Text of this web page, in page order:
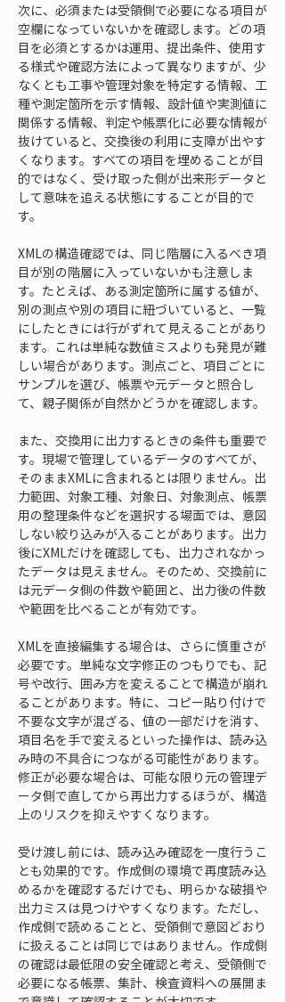
次に、必須または受領側で必要になる項目が
空欄になっていないかを確認します。どの項
目を必須とするかは運用、提出条件、使用す
る様式や確認方法によって異なりますが、少
なくとも工事や管理対象を特定する情報、工
種や測定箇所を示す情報、設計値や実測値に
関係する情報、判定や帳票化に必要な情報が
抜けていると、交換後の利用に支障が出やす
くなります。すべての項目を埋めることが目
的ではなく、受け取った側が出来形データと
して意味を追える状態にすることが目的で
す。
XMLの構造確認では、同じ階層に入るべき項
目が別の階層に入っていないかも注意しま
す。たとえば、ある測定箇所に属する値が、
別の測点や別の項目に紐づいていると、一覧
にしたときには行がずれて見えることがあり
ます。これは単純な数値ミスよりも発見が難
しい場合があります。測点ごと、項目ごとに
サンプルを選び、帳票や元データと照合し
て、親子関係が自然かどうかを確認します。
また、交換用に出力するときの条件も重要で
す。現場で管理しているデータのすべてが、
そのままXMLに含まれるとは限りません。出
力範囲、対象工種、対象日、対象測点、帳票
用の整理条件などを選択する場面では、意図
しない絞り込みが入ることがあります。出力
後にXMLだけを確認しても、出力されなかっ
たデータは見えません。そのため、交換前に
は元データ側の件数や範囲と、出力後の件数
や範囲を比べることが有効です。
XMLを直接編集する場合は、さらに慎重さが
必要です。単純な文字修正のつもりでも、記
号や改行、囲み方を変えることで構造が崩れ
ることがあります。特に、コピー貼り付けで
不要な文字が混ざる、値の一部だけを消す、
項目名を手で変えるといった操作は、読み込
み時の不具合につながる可能性があります。
修正が必要な場合は、可能な限り元の管理デ
ータ側で直してから再出力するほうが、構造
上のリスクを抑えやすくなります。
受け渡し前には、読み込み確認を一度行うこ
とも効果的です。作成側の環境で再度読み込
めるかを確認するだけでも、明らかな破損や
出力ミスは見つけやすくなります。ただし、
作成側で読めることと、受領側で意図どおり
に扱えることは同じではありません。作成側
の確認は最低限の安全確認と考え、受領側で
必要になる帳票、集計、検査資料への展開ま